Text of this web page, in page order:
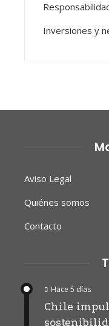
Inversiones y
Aviso Legal
Quiénes somos
Contacto
Hace 5 días
Chile